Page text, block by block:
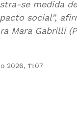
se medida
social”,
Mara Gabrilli
2026, 11:07